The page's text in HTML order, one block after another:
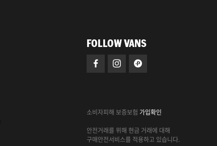
FOLLOW VANS
소비자피해 보증보험 가입확인
안전거래를 위해 현금 거래에 대해
구매안전서비스를 적용하고 있습니다.